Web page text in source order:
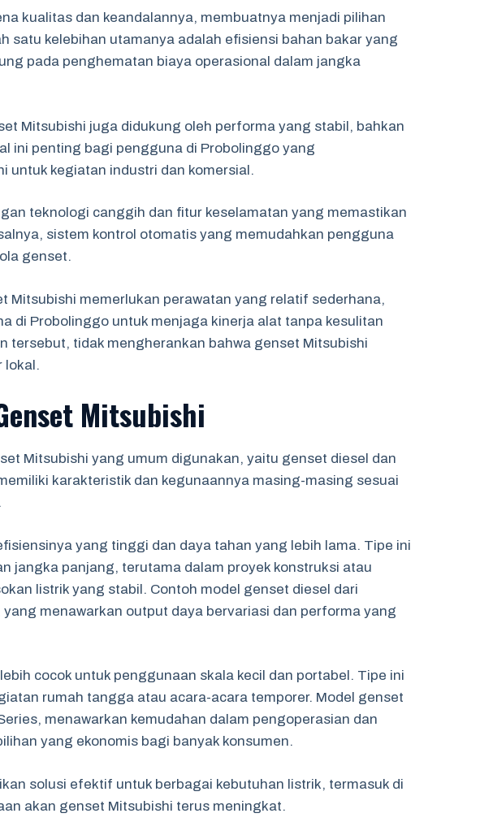
kualitas dan keandalannya, membuatnya menjadi pilihan
satu kelebihan utamanya adalah efisiensi bahan bakar yang
pada penghematan biaya operasional dalam jangka
Mitsubishi juga didukung oleh performa yang stabil, bahkan
ini penting bagi pengguna di Probolinggo yang
untuk kegiatan industri dan komersial.
teknologi canggih dan fitur keselamatan yang memastikan
sistem kontrol otomatis yang memudahkan pengguna
genset.
Mitsubishi memerlukan perawatan yang relatif sederhana,
di Probolinggo untuk menjaga kinerja alat tanpa kesulitan
tersebut, tidak mengherankan bahwa genset Mitsubishi
lokal.
Mitsubishi
Mitsubishi yang umum digunakan, yaitu genset diesel dan
karakteristik dan kegunaannya masing-masing sesuai
yang tinggi dan daya tahan yang lebih lama. Tipe ini
jangka panjang, terutama dalam proyek konstruksi atau
listrik yang stabil. Contoh model genset diesel dari
yang menawarkan output daya bervariasi dan performa yang
cocok untuk penggunaan skala kecil dan portabel. Tipe ini
rumah tangga atau acara-acara temporer. Model genset
menawarkan kemudahan dalam pengoperasian dan
yang ekonomis bagi banyak konsumen.
solusi efektif untuk berbagai kebutuhan listrik, termasuk di
akan genset Mitsubishi terus meningkat.